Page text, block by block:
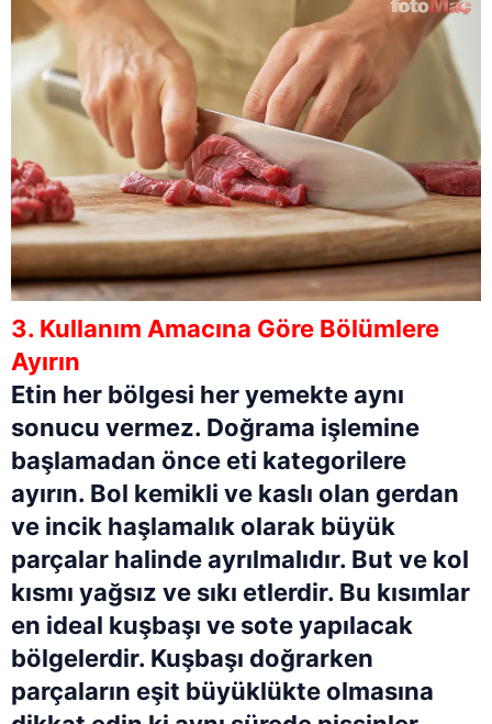
3. Kullanım Amacına Göre Bölümlere
Ayırın
Etin her bölgesi her yemekte aynı
sonucu vermez. Doğrama işlemine
başlamadan önce eti kategorilere
ayırın. Bol kemikli ve kaslı olan gerdan
ve incik haşlamalık olarak büyük
parçalar halinde ayrılmalıdır. But ve kol
kısmı yağsız ve sıkı etlerdir. Bu kısımlar
en ideal kuşbaşı ve sote yapılacak
bölgelerdir. Kuşbaşı doğrarken
parçaların eşit büyüklükte olmasına